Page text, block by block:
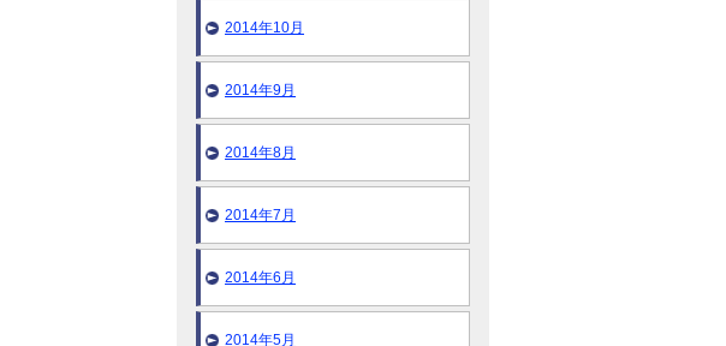
2014年10月
2014年9月
2014年8月
2014年7月
2014年6月
2014年5月